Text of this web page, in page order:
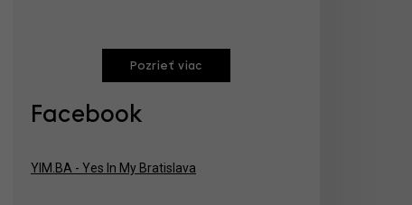
Pozrieť viac
Facebook
YIM.BA - Yes In My Bratislava